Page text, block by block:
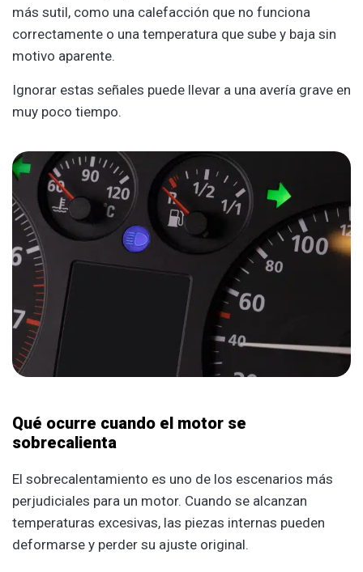
más sutil, como una calefacción que no funciona
correctamente o una temperatura que sube y baja sin
motivo aparente.
Ignorar estas señales puede llevar a una avería grave en
muy poco tiempo.
Qué ocurre cuando el motor se
sobrecalienta
El sobrecalentamiento es uno de los escenarios más
perjudiciales para un motor. Cuando se alcanzan
temperaturas excesivas, las piezas internas pueden
deformarse y perder su ajuste original.